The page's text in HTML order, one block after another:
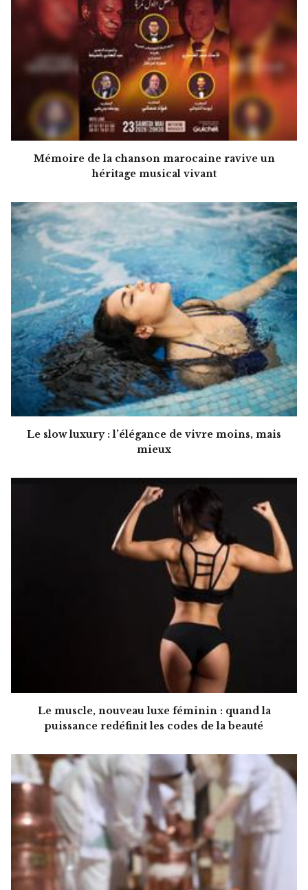
Mémoire de la chanson marocaine ravive un
héritage musical vivant
Le slow luxury : l’élégance de vivre moins, mais
mieux
Le muscle, nouveau luxe féminin : quand la
puissance redéfinit les codes de la beauté